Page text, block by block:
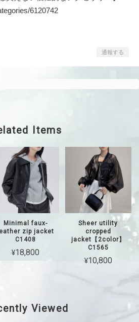
6120742
通報する
Items
Minimal faux-
leather zip jacket
C1408
¥18,800
Sheer utility
cropped
jacket【2color】
C1565
¥10,800
Viewed